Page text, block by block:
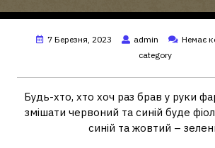
7 Березня, 2023 admin Немає
category
Будь-хто, хто хоч раз брав у руки
змішати червоний та синій буде
синій та жовтий –